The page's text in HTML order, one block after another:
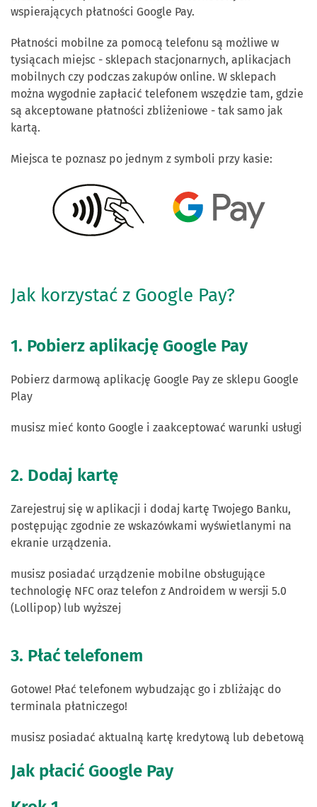
wspierających płatności Google Pay.
Płatności mobilne za pomocą telefonu są możliwe w
tysiącach miejsc - sklepach stacjonarnych, aplikacjach
mobilnych czy podczas zakupów online. W sklepach
można wygodnie zapłacić telefonem wszędzie tam, gdzie
są akceptowane płatności zbliżeniowe - tak samo jak
kartą.
Miejsca te poznasz po jednym z symboli przy kasie:
Jak korzystać z Google Pay?
1. Pobierz aplikację Google Pay
Pobierz darmową aplikację Google Pay ze sklepu Google
Play
musisz mieć konto Google i zaakceptować warunki usługi
2. Dodaj kartę
Zarejestruj się w aplikacji i dodaj kartę Twojego Banku,
postępując zgodnie ze wskazówkami wyświetlanymi na
ekranie urządzenia.
musisz posiadać urządzenie mobilne obsługujące
technologię NFC oraz telefon z Androidem w wersji 5.0
(Lollipop) lub wyższej
3. Płać telefonem
Gotowe! Płać telefonem wybudzając go i zbliżając do
terminala płatniczego!
musisz posiadać aktualną kartę kredytową lub debetową
Jak płacić Google Pay